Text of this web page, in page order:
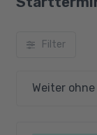
Filter
Weiter